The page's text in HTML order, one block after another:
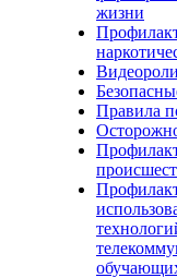
жизни
Правила